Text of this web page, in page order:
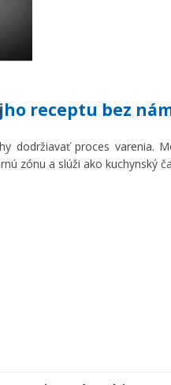
receptu bez
dodržiavať proces
zónu a slúži ako kuchynský